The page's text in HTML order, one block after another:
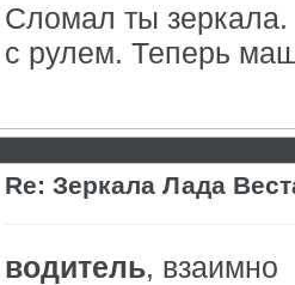
Сломал ты
с рулем. Теперь
Re: Зеркала Лада
водитель, взаимно